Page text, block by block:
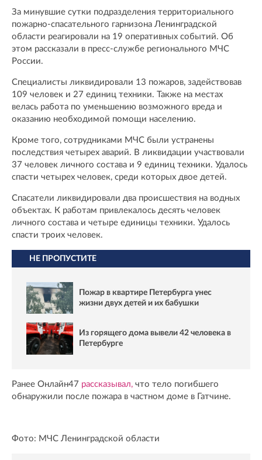
За минувшие сутки подразделения территориального
пожарно-спасательного гарнизона Ленинградской
области реагировали на 19 оперативных событий. Об
этом рассказали в пресс-службе регионального МЧС
России.
Специалисты ликвидировали 13 пожаров, задействовав
109 человек и 27 единиц техники. Также на местах
велась работа по уменьшению возможного вреда и
оказанию необходимой помощи населению.
Кроме того, сотрудниками МЧС были устранены
последствия четырех аварий. В ликвидации участвовали
37 человек личного состава и 9 единиц техники. Удалось
спасти четырех человек, среди которых двое детей.
Спасатели ликвидировали два происшествия на водных
объектах. К работам привлекалось десять человек
личного состава и четыре единицы техники. Удалось
спасти троих человек.
НЕ ПРОПУСТИТЕ
Пожар в квартире Петербурга унес
жизни двух детей и их бабушки
Из горящего дома вывели 42 человека в
Петербурге
Ранее Онлайн47 рассказывал, что тело погибшего
обнаружили после пожара в частном доме в Гатчине.
Фото: МЧС Ленинградской области